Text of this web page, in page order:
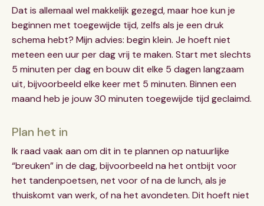
Dat is allemaal wel makkelijk gezegd, maar hoe kun je
beginnen met toegewijde tijd, zelfs als je een druk
schema hebt? Mijn advies: begin klein. Je hoeft niet
meteen een uur per dag vrij te maken. Start met slechts
5 minuten per dag en bouw dit elke 5 dagen langzaam
uit, bijvoorbeeld elke keer met 5 minuten. Binnen een
maand heb je jouw 30 minuten toegewijde tijd geclaimd.
Plan het in
Ik raad vaak aan om dit in te plannen op natuurlijke
“breuken” in de dag, bijvoorbeeld na het ontbijt voor
het tandenpoetsen, net voor of na de lunch, als je
thuiskomt van werk, of na het avondeten. Dit hoeft niet